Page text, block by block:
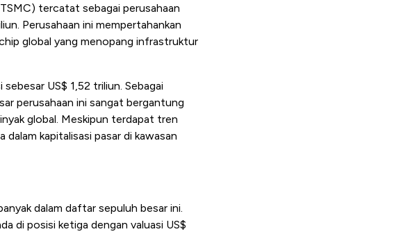
tercatat sebagai perusahaan
Perusahaan ini mempertahankan
global yang menopang infrastruktur
US$ 1,52 triliun. Sebagai
perusahaan ini sangat bergantung
global. Meskipun terdapat tren
kapitalisasi pasar di kawasan
dalam daftar sepuluh besar ini.
di posisi ketiga dengan valuasi US$